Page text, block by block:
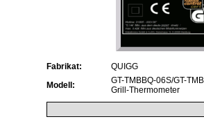
Fabrikat:
QUIGG
Modell:
GT-TMBBQ-06S/GT-
Grill-Thermometer